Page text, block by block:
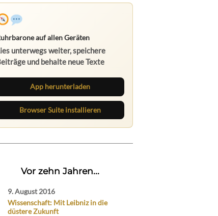
auf allen Geräten
unterwegs weiter, speichere
und behalte neue Texte
App herunterladen
Browser Suite installieren
Vor zehn Jahren...
9. August 2016
Wissenschaft: Mit Leibniz in die
düstere Zukunft